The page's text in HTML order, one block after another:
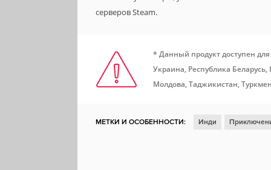
серверов Steam.
* Данный продукт доступен
Украина, Республика
Молдова, Таджикистан,
МЕТКИ И ОСОБЕННОСТИ: Инди